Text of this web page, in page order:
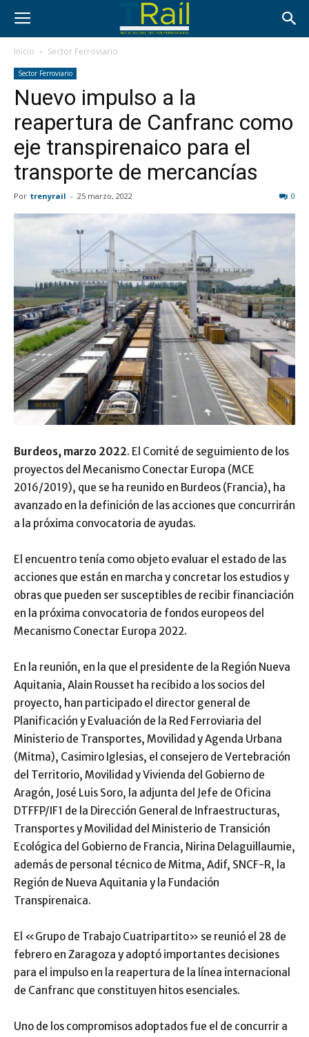
Inicio Sector Ferroviario
Sector Ferroviario
Nuevo impulso a la
reapertura de Canfranc como
eje transpirenaico para el
transporte de mercancías
Por trenyrail - 25 marzo, 2022 0
Burdeos, marzo 2022. El Comité de seguimiento de los
proyectos del Mecanismo Conectar Europa (MCE
2016/2019), que se ha reunido en Burdeos (Francia), ha
avanzado en la definición de las acciones que concurrirán
a la próxima convocatoria de ayudas.
El encuentro tenía como objeto evaluar el estado de las
acciones que están en marcha y concretar los estudios y
obras que pueden ser susceptibles de recibir financiación
en la próxima convocatoria de fondos europeos del
Mecanismo Conectar Europa 2022.
En la reunión, en la que el presidente de la Región Nueva
Aquitania, Alain Rousset ha recibido a los socios del
proyecto, han participado el director general de
Planificación y Evaluación de la Red Ferroviaria del
Ministerio de Transportes, Movilidad y Agenda Urbana
(Mitma), Casimiro Iglesias, el consejero de Vertebración
del Territorio, Movilidad y Vivienda del Gobierno de
Aragón, José Luis Soro, la adjunta del Jefe de Oficina
DTFFP/IF1 de la Dirección General de Infraestructuras,
Transportes y Movilidad del Ministerio de Transición
Ecológica del Gobierno de Francia, Nirina Delaguillaumie,
además de personal técnico de Mitma, Adif, SNCF-R, la
Región de Nueva Aquitania y la Fundación
Transpirenaica.
El «Grupo de Trabajo Cuatripartito» se reunió el 28 de
febrero en Zaragoza y adoptó importantes decisiones
para el impulso en la reapertura de la línea internacional
de Canfranc que constituyen hitos esenciales.
Uno de los compromisos adoptados fue el de concurrir a